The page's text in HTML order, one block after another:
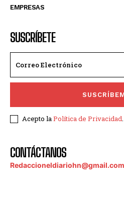
EMPRESAS
SUSCRÍBETE
Acepto laPolítica de Privacidad.
CONTÁCTANOS
Redaccioneldiariohn@gmail.com